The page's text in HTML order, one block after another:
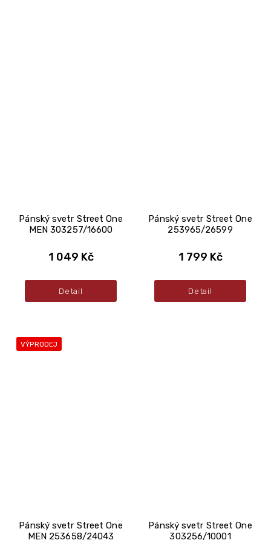
Pánský svetr Street One
MEN 303257/16600
1 049 Kč
Detail
Pánský svetr Street One
253965/26599
1 799 Kč
Detail
VÝPRODEJ
Pánský svetr Street One
MEN 253658/24043
Pánský svetr Street One
303256/10001